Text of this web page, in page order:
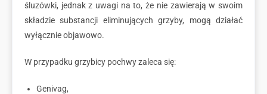
śluzówki, jednak z uwagi na to, że nie zawierają w swoim
składzie substancji eliminujących grzyby, mogą działać
wyłącznie objawowo.
W przypadku grzybicy pochwy zaleca się:
Genivag,